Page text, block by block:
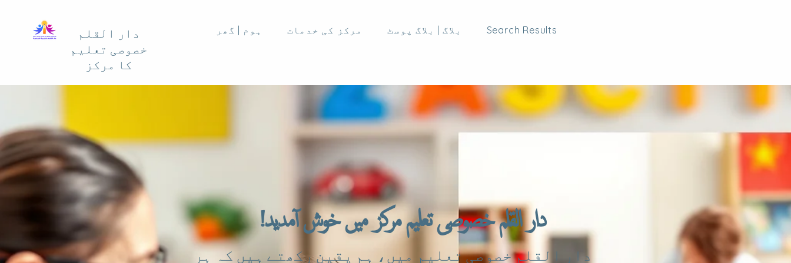
دار القلم
خصوصی تعلیم
کا مرکز
ہوم | گھر مرکز کی خدمات بلاگ | بلاگ پوسٹ Search Results
دار القلم خصوصی تعلیم مرکز میں خوش آمدید!
دار القلم خصوصی تعلیم میں، ہم یقین رکھتے ہیں کہ ہر